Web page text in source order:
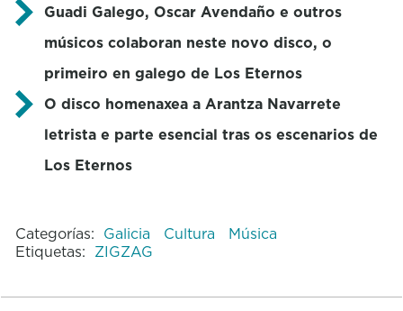
Guadi Galego, Oscar Avendaño e outros
músicos colaboran neste novo disco, o
primeiro en galego de Los Eternos
O disco homenaxea a Arantza Navarrete
letrista e parte esencial tras os escenarios de
Los Eternos
Categorías: Galicia Cultura
Música
Etiquetas: ZIGZAG